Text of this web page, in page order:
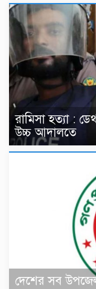
রামিসা হত্যা :
উচ্চ আদালতে
দেশের সব